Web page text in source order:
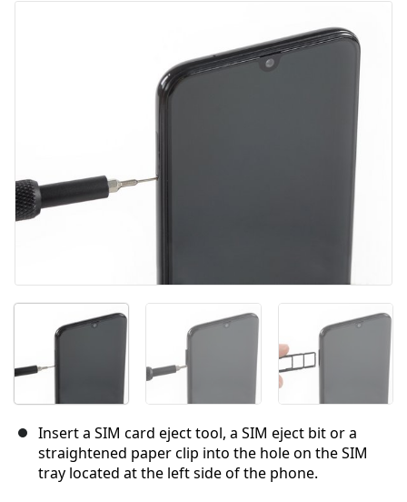
Insert a SIM card eject tool, a SIM eject bit or a
straightened paper clip into the hole on the SIM
tray located at the left side of the phone.